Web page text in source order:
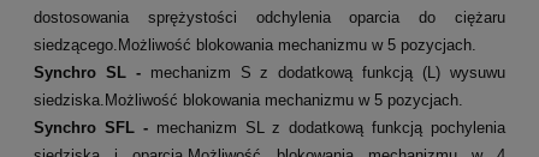
dostosowania sprężystości odchylenia oparcia do ciężaru
siedzącego.Możliwość blokowania mechanizmu w 5 pozycjach.
Synchro SL - mechanizm S z dodatkową funkcją (L) wysuwu
siedziska. Możliwość blokowania mechanizmu w 5 pozycjach.
Synchro SFL - mechanizm SL z dodatkową funkcją pochylenia